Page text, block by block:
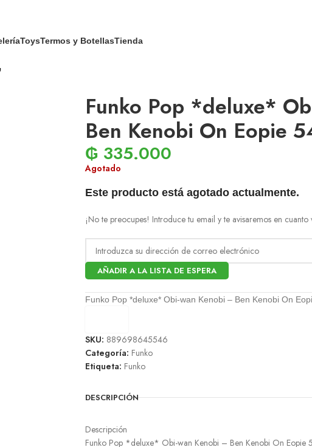
ToysTermos y BotellasTienda
Funko Pop *deluxe*
Ben Kenobi On Eopie
₲ 335.000
Agotado
Este producto está agotado actualmente.
¡No te preocupes! Introduce tu email y te avisaremos en cuanto
AÑADIR A LA LISTA DE ESPERA
Funko Pop *deluxe* Obi-wan Kenobi – Ben Kenobi On
SKU: 889698645546
Categoría: Funko
Etiqueta: Funko
DESCRIPCIÓN
Descripción
Funko Pop *deluxe* Obi-wan Kenobi – Ben Kenobi On Eopie